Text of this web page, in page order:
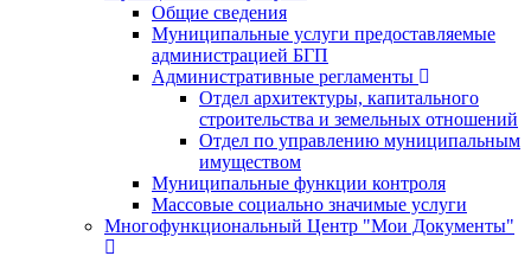
Общие сведения
Муниципальные услуги предоставляемые
администрацией БГП
Административные регламенты
Отдел архитектуры, капитального
строительства и земельных отношений
Отдел по управлению муниципальным
имуществом
Муниципальные функции контроля
Массовые социально значимые услуги
Многофункциональный Центр "Мои Документы"